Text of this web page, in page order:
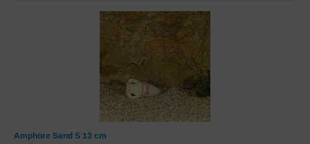
Amphore Sand S 13 cm